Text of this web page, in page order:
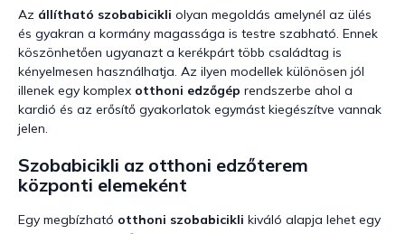
Az állítható szobabicikli olyan megoldás amelynél az ülés
és gyakran a kormány magassága is testre szabható. Ennek
köszönhetően ugyanazt a kerékpárt több családtag is
kényelmesen használhatja. Az ilyen modellek különösen jól
illenek egy komplex otthoni edzőgép rendszerbe ahol a
kardió és az erősítő gyakorlatok egymást kiegészítve vannak
jelen.
Szobabicikli az otthoni edzőterem
központi elemeként
Egy megbízható otthoni szobabicikli kiváló alapja lehet egy